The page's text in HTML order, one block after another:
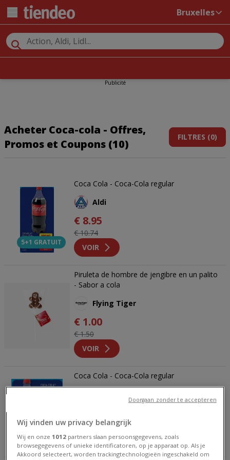
Bruxelles
Publicité
Acheter Coca-cola - Offres,
Promos et Coupons (10)
FILTRES (0)
5+1 GRATUIT
Coca Cola - Coca-Cola regular
Aldi
€ 8.95
€ 10.74
VOIR
Piruleta de hombre de jengibre en un palito
- Sabor a cola
Flying Tiger
€ 1.00
€ 1.50
VOIR
5+1 GRATIS
Coca Cola - Coca-Cola regular
€ 10746.00
VOIR
Wij vinden uw privacy belangrijk
Wij en onze 1012 partners slaan persoonsgegevens, zoals
browsegegevens of unieke identificatoren, op je apparaat op. Als je
Akkoord selecteert, worden trackingtechnologieën ingeschakeld om
Doorgaan zonder te accepteren